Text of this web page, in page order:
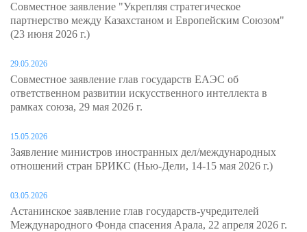
Совместное заявление "Укрепляя стратегическое
партнерство между Казахстаном и Европейским Союзом"
(23 июня 2026 г.)
29.05.2026
Совместное заявление глав государств ЕАЭС об
ответственном развитии искусственного интеллекта в
рамках союза, 29 мая 2026 г.
15.05.2026
Заявление министров иностранных дел/международных
отношений стран БРИКС (Нью-Дели, 14-15 мая 2026 г.)
03.05.2026
Астанинское заявление глав государств-учредителей
Международного Фонда спасения Арала, 22 апреля 2026 г.